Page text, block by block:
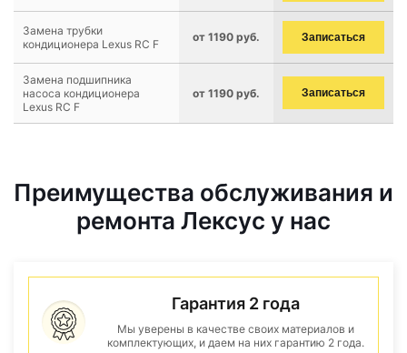
Замена трубки
кондиционера Lexus RC F
от 1190 руб. Записаться
Замена подшипника
насоса кондиционера
Lexus RC F
от 1190 руб. Записаться
Преимущества обслуживания и
ремонта Лексус у нас
Гарантия 2 года
Мы уверены в качестве своих материалов и
комплектующих, и даем на них гарантию 2 года.